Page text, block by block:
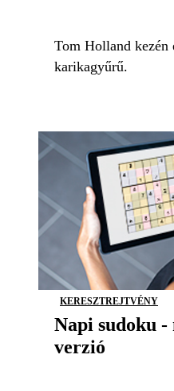
Tom Holland kezén
karikagyűrű.
KERESZTREJTVÉNY
Napi sudoku -
verzió